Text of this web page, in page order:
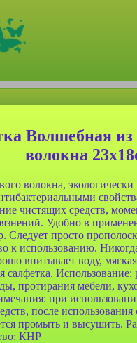
Волшебная из
волокна
волокна,
чистящих средств,
Удобно в
Следует просто
к использованию.
впитывает воду, мягкая
салфетка.
протирания мебели,
при
после использования
промыть и высушить.
КНР
Зубная щетка Farres
№YS0002 MR Oral
Nylon Fiber